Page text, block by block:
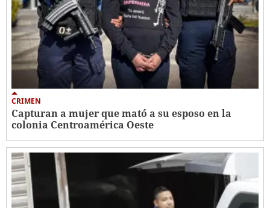
CRIMEN
Capturan a mujer que mató a su esposo en la
colonia Centroamérica Oeste